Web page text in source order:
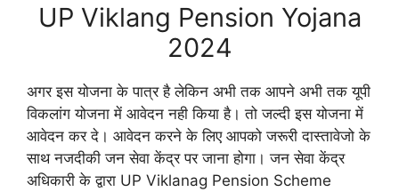
UP Viklang Pension Yojana
2024
अगर इस योजना के पात्र है लेकिन अभी तक आपने अभी तक यूपी
विकलांग योजना में आवेदन नही किया है। तो जल्दी इस योजना में
आवेदन कर दे। आवेदन करने के लिए आपको जरूरी दास्तावेजो के
साथ नजदीकी जन सेवा केंद्र पर जाना होगा। जन सेवा केंद्र
अधिकारी के द्वारा UP Viklanag Pension Scheme